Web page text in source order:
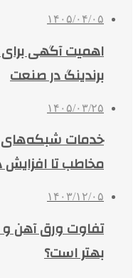
۱۴۰۵/۰۴/۰۵
اهمیت آگهی
برندینگ در صنعت
۱۴۰۵/۰۳/۲۵
مخاطب تا افزایش
۱۴۰۳/۱۲/۰۵
تفاوت ورق آهن و
بهتر است؟